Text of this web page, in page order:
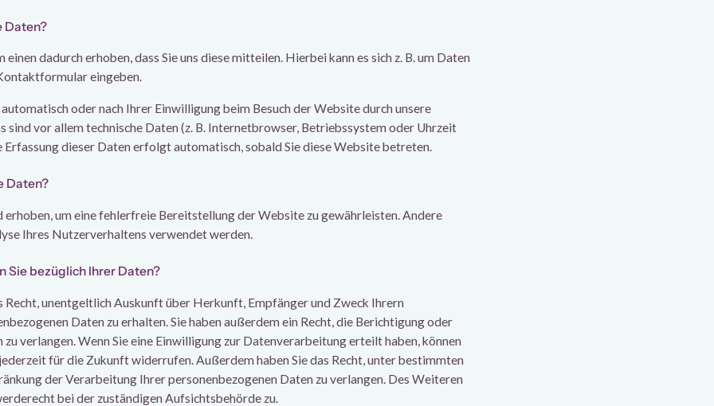
Daten?
einen dadurch erhoben, dass Sie uns diese mitteilen. Hierbei kann es sich z. B. um Daten
eingeben.
oder nach Ihrer Einwilligung beim Besuch der Website durch unsere
sind vor allem technische Daten (z. B. Internetbrowser, Betriebssystem oder Uhrzeit
Erfassung dieser Daten erfolgt automatisch, sobald Sie diese Website betreten.
Daten?
erhoben, um eine fehlerfreie Bereitstellung der Website zu gewährleisten. Andere
Ihres Nutzerverhaltens verwendet werden.
Sie bezüglich Ihrer Daten?
Recht, unentgeltlich Auskunft über Herkunft, Empfänger und Zweck Ihrern
Daten zu erhalten. Sie haben außerdem ein Recht, die Berichtigung oder
zu verlangen. Wenn Sie eine Einwilligung zur Datenverarbeitung erteilt haben, können
für die Zukunft widerrufen. Außerdem haben Sie das Recht, unter bestimmten
der Verarbeitung Ihrer personenbezogenen Daten zu verlangen. Des Weiteren
bei der zuständigen Aufsichtsbehörde zu.